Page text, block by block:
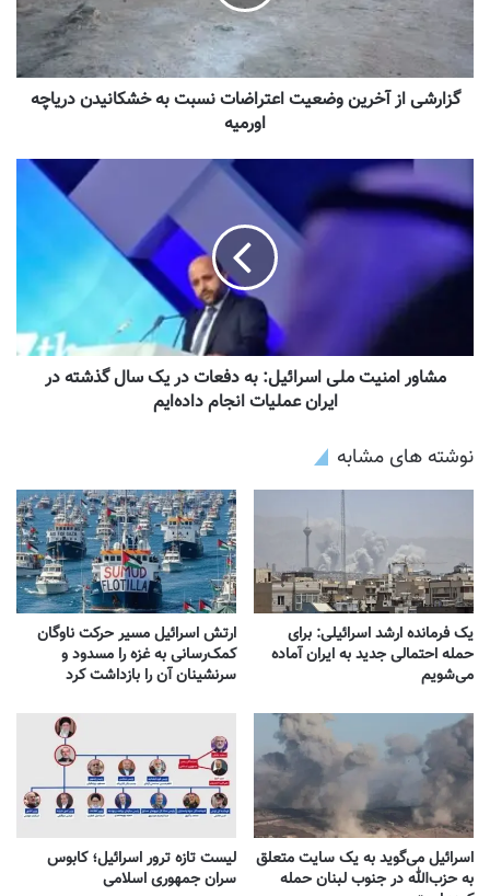
گزارشی از آخرین وضعیت اعتراضات نسبت به خشکانیدن دریاچه
اورمیه
مشاور امنیت ملی اسرائیل: به دفعات در یک سال گذشته در
ایران عملیات انجام داده‌ایم
نوشته های مشابه
یک فرمانده ارشد اسرائیلی: برای
حمله احتمالی جدید به ایران آماده
می‌شویم
ارتش اسرائیل مسیر حرکت ناوگان
کمک‌رسانی به غزه را مسدود و
سرنشینان آن را بازداشت کرد
اسرائیل می‌گوید به یک سایت متعلق
به حزب‌الله در جنوب لبنان حمله
لیست تازه ترور اسرائیل؛ کابوس
سران جمهوری اسلامی